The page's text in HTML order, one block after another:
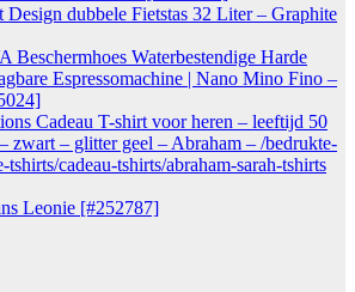
Design dubbele Fietstas 32 Liter – Graphite
Beschermhoes Waterbestendige Harde
Espressomachine | Nano Mino Fino –
Cadeau T-shirt voor heren – leeftijd 50
zwart – glitter geel – Abraham – /bedrukte-
cadeau-tshirts/abraham-sarah-tshirts
Leonie [#252787]